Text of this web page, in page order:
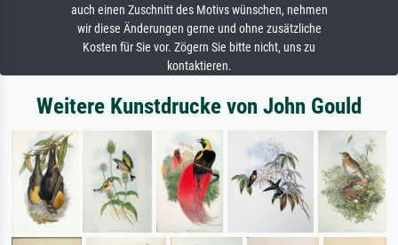
auch einen Zuschnitt des Motivs wünschen, nehmen
wir diese Änderungen gerne und ohne zusätzliche
Kosten für Sie vor. Zögern Sie bitte nicht, uns zu
kontaktieren.
Weitere Kunstdrucke von John Gould